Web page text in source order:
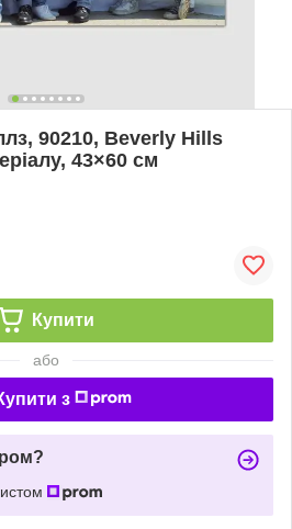
90210, Beverly Hills
43×60 см
Купити
або
з